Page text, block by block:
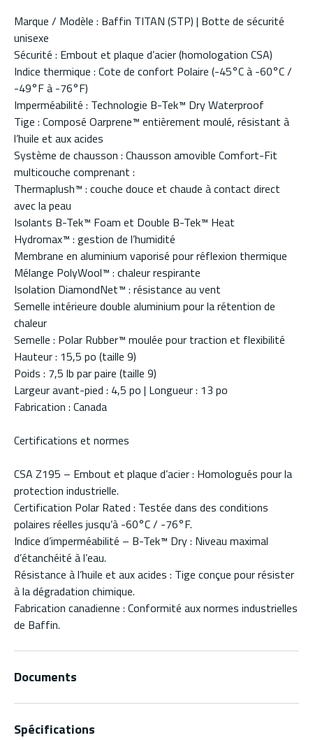
Marque / Modèle : Baffin TITAN (STP) | Botte de sécurité
unisexe
Sécurité : Embout et plaque d’acier (homologation CSA)
Indice thermique : Cote de confort Polaire (-45°C à -60°C /
-49°F à -76°F)
Imperméabilité : Technologie B-Tek™ Dry Waterproof
Tige : Composé Oarprene™ entièrement moulé, résistant à
l’huile et aux acides
Système de chausson : Chausson amovible Comfort-Fit
multicouche comprenant :
Thermaplush™ : couche douce et chaude à contact direct
avec la peau
Isolants B-Tek™ Foam et Double B-Tek™ Heat
Hydromax™ : gestion de l’humidité
Membrane en aluminium vaporisé pour réflexion thermique
Mélange PolyWool™ : chaleur respirante
Isolation DiamondNet™ : résistance au vent
Semelle intérieure double aluminium pour la rétention de
chaleur
Semelle : Polar Rubber™ moulée pour traction et flexibilité
Hauteur : 15,5 po (taille 9)
Poids : 7,5 lb par paire (taille 9)
Largeur avant-pied : 4,5 po | Longueur : 13 po
Fabrication : Canada
Certifications et normes
CSA Z195 – Embout et plaque d’acier : Homologués pour la
protection industrielle.
Certification Polar Rated : Testée dans des conditions
polaires réelles jusqu’à -60°C / -76°F.
Indice d’imperméabilité – B-Tek™ Dry : Niveau maximal
d’étanchéité à l’eau.
Résistance à l’huile et aux acides : Tige conçue pour résister
à la dégradation chimique.
Fabrication canadienne : Conformité aux normes industrielles
de Baffin.
Documents
Spécifications